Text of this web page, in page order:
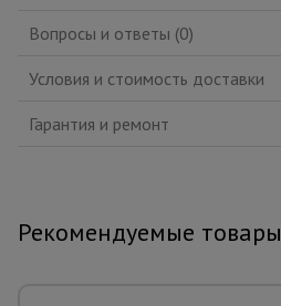
Вопросы и ответы (0)
Условия и стоимость доставки
Гарантия и ремонт
Рекомендуемые товары